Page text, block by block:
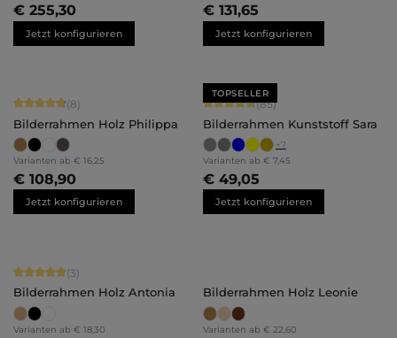
€ 255,30
Jetzt konfigurieren
€ 131,65
Jetzt konfigurieren
Durchschnittliche Bewertung von 4.75 von 5 Sternen
(8)
Bilderrahmen Holz Philippa
Varianten ab € 16,25
€ 108,90
Jetzt konfigurieren
TOPSELLER
Durchschnittliche Bewertung von
(85)
Bilderrahmen Kunststoff Sara
+7
Varianten ab € 7,45
€ 49,05
Jetzt konfigurieren
Durchschnittliche Bewertung von 5 von 5 Sternen
(3)
Bilderrahmen Holz Antonia
Varianten ab € 18,30
Bilderrahmen Holz Leonie
Varianten ab € 22,60